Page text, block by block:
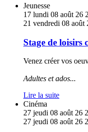
En
savoir
plus
Stage
de
loisirs
Jeunesse
17 lundi 08 août 26
21 vendredi 08 août
Stage de loisirs
Venez créer vos
Adultes et ados...
Lire la suite
En
savoir
plus
Cinéma
27 jeudi 08 août 26
27 jeudi 08 août 26